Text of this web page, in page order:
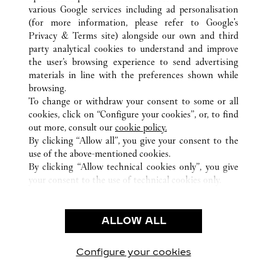
ALL CARTIER LOCATIONS FRANKRIKE
PARIS
51 RUE FRANÇOIS 1ER
KUNDSERVICE
HJÄLP
VÅRT FÖRETAG
LEDIGA TJÄNSTER
INTEGRITETSPOLICY
FÖRSÄLJNINGSVILLKOR
various Google services including ad personalisation
(for more information, please refer to Google's
Privacy & Terms site) alongside our own and third
party analytical cookies to understand and improve
the user’s browsing experience to send advertising
materials in line with the preferences shown while
browsing.
To change or withdraw your consent to some or all
cookies, click on “Configure your cookies”, or, to find
out more, consult our cookie policy.
By clicking “Allow all”, you give your consent to the
use of the above-mentioned cookies.
By clicking “Allow technical cookies only”, you give
your consent to the use of technical cookies only.
ALLOW ALL
Configure your cookies